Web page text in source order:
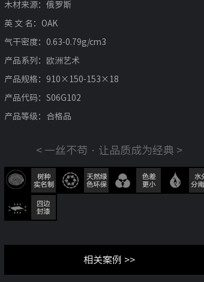
木材来源：俄罗斯
英 文 名：OAK
气干密度：0.63-0.79g/cm3
产品系列：欧洲艺术
产品规格：910×150-153×18
产品代码：S06G102
产品等级：合格品
< 一丝不苟 · 让品质成为经典 >
相关案例 >>